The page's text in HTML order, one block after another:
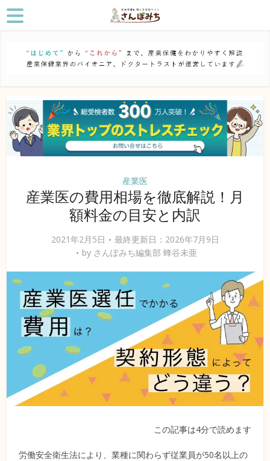
産業医
産業医の費用相場を徹底解説！月
額料金の目安と内訳
2021年2月5日
最終更新日：2026年7月9日
by さんぽみち編集部 蜂谷未亜
この記事は4分で読めます
労働安全衛生法により、業種に関わらず従業員が50名以上の